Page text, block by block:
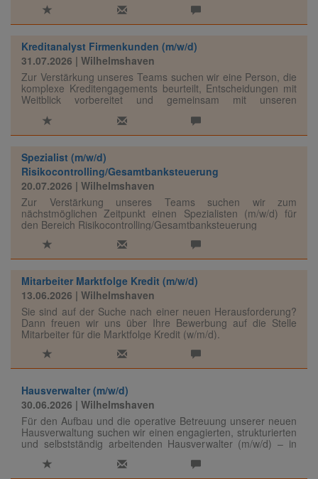
Kreditanalyst Firmenkunden (m/w/d)
31.07.2026 | Wilhelmshaven
Zur Verstärkung unseres Teams suchen wir eine Person, die
komplexe Kreditengagements beurteilt, Entscheidungen mit
Weitblick vorbereitet und gemeinsam mit unseren
entwickelt.
Spezialist (m/w/d)
Risikocontrolling/Gesamtbanksteuerung
20.07.2026 | Wilhelmshaven
Zur Verstärkung unseres Teams suchen wir zum
nächstmöglichen Zeitpunkt einen Spezialisten (m/w/d) für
den Bereich Risikocontrolling/Gesamtbanksteuerung
Mitarbeiter Marktfolge Kredit (m/w/d)
13.06.2026 | Wilhelmshaven
Sie sind auf der Suche nach einer neuen Herausforderung?
Dann freuen wir uns über Ihre Bewerbung auf die Stelle
Mitarbeiter für die Marktfolge Kredit (w/m/d).
Hausverwalter (m/w/d)
30.06.2026 | Wilhelmshaven
Für den Aufbau und die operative Betreuung unserer neuen
Hausverwaltung suchen wir einen engagierten, strukturierten
und selbstständig arbeitenden Hausverwalter (m/w/d) – in
Voll- oder Teilzeit.